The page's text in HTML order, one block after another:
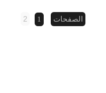
الصفحات 1
2